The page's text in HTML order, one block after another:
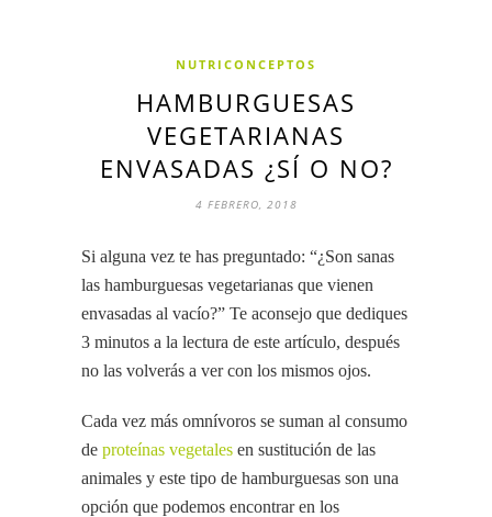
NUTRICONCEPTOS
HAMBURGUESAS
VEGETARIANAS
ENVASADAS ¿SÍ O NO?
4 FEBRERO, 2018
Si alguna vez te has preguntado: “¿Son sanas
las hamburguesas vegetarianas que vienen
envasadas al vacío?” Te aconsejo que dediques
3 minutos a la lectura de este artículo, después
no las volverás a ver con los mismos ojos.
Cada vez más omnívoros se suman al consumo
de proteínas vegetales en sustitución de las
animales y este tipo de hamburguesas son una
opción que podemos encontrar en los